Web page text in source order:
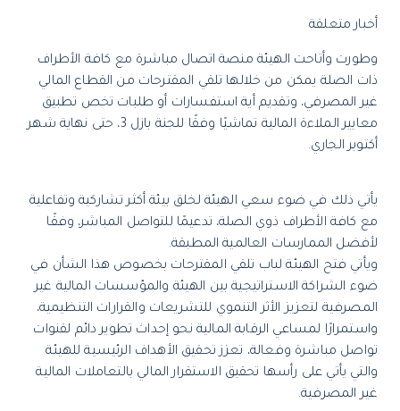
أخبار متعلقة
وطورت وأتاحت الهيئة منصة اتصال مباشرة مع كافة الأطراف
ذات الصلة يمكن من خلالها تلقي المقترحات من القطاع المالي
غير المصرفي، وتقديم أية استفسارات أو طلبات تخص تطبيق
معايير الملاءة المالية تماشيًا وفقًا للجنة بازل 3، حتى نهاية شهر
أكتوبر الجاري.
يأتي ذلك في ضوء سعي الهيئة لخلق بيئة أكثر تشاركية وتفاعلية
مع كافة الأطراف ذوي الصلة، تدعيمًا للتواصل المباشر، وفقًا
لأفضل الممارسات العالمية المطبقة.
ويأتي فتح الهيئة لباب تلقي المقترحات بخصوص هذا الشأن في
ضوء الشراكة الاستراتيجية بين الهيئة والمؤسسات المالية غير
المصرفية لتعزيز الأثر التنموي للتشريعات والقرارات التنظيمية،
واستمرارًا لمساعي الرقابة المالية نحو إحداث تطوير دائم لقنوات
تواصل مباشرة وفعالة، تعزز تحقيق الأهداف الرئيسية للهيئة
والتي يأتي على رأسها تحقيق الاستقرار المالي بالتعاملات المالية
غير المصرفية.